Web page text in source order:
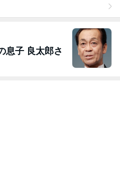
息子 良太郎さ